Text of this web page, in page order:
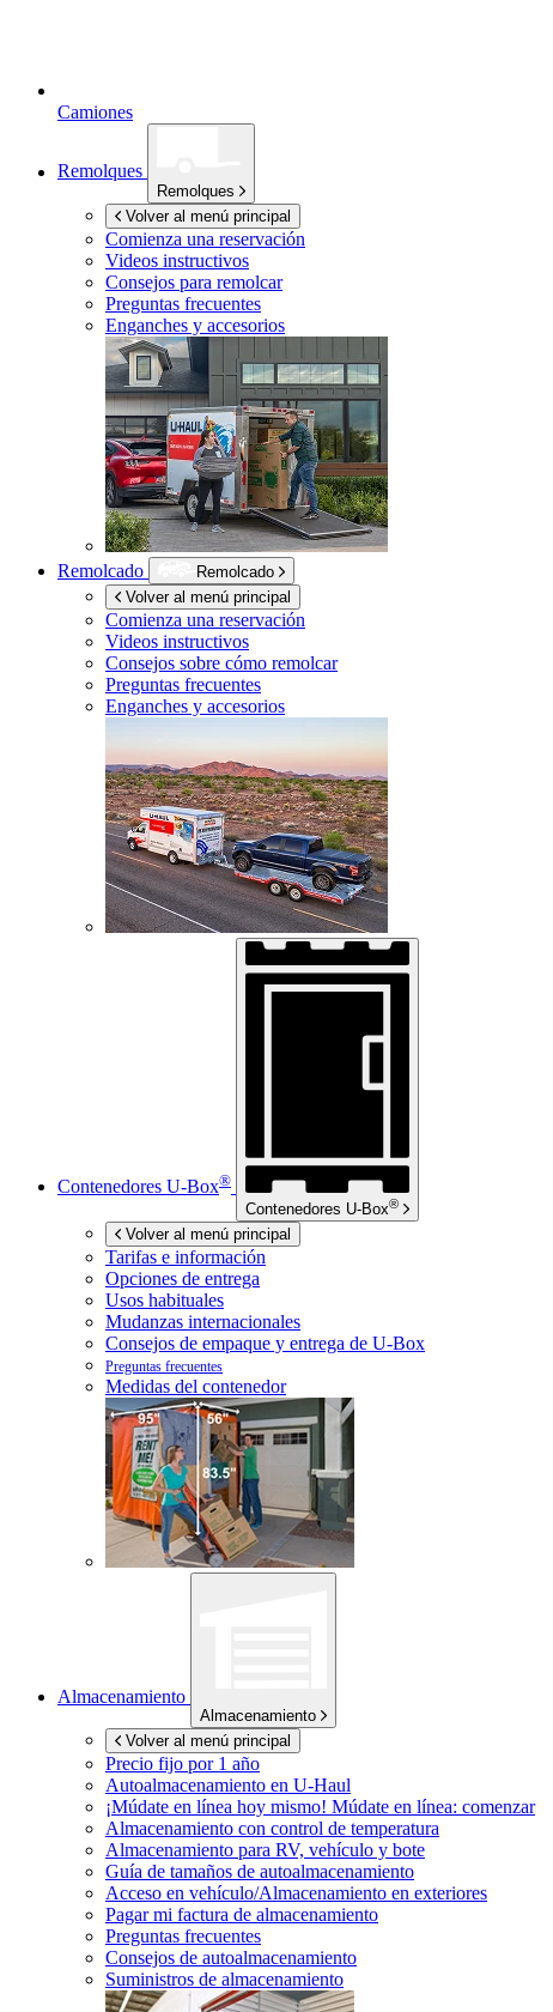
Camiones
Remolques
Remolques
Volver al menú principal
Comienza una reservación
Videos instructivos
Consejos para remolcar
Preguntas frecuentes
Enganches y accesorios
Remolcado
Remolcado
Volver al menú principal
Comienza una reservación
Videos instructivos
Consejos sobre cómo remolcar
Preguntas frecuentes
Enganches y accesorios
Contenedores U-Box®
Contenedores U-Box®
Volver al menú principal
Tarifas e información
Opciones de entrega
Usos habituales
Mudanzas internacionales
Consejos de empaque y entrega de U-Box
Preguntas frecuentes
Medidas del contenedor
Almacenamiento
Almacenamiento
Volver al menú principal
Precio fijo por 1 año
Autoalmacenamiento en U-Haul
¡Múdate en línea hoy mismo! Múdate en línea: comenzar
Almacenamiento con control de temperatura
Almacenamiento para RV, vehículo y bote
Guía de tamaños de autoalmacenamiento
Acceso en vehículo/Almacenamiento en exteriores
Pagar mi factura de almacenamiento
Preguntas frecuentes
Consejos de autoalmacenamiento
Suministros de almacenamiento